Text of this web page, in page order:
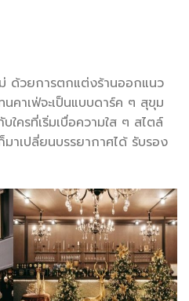
ด้วยการตกแต่งร้านออกแนว
คาเฟ่จะเป็นแบบดาร์ค ๆ สุขุม
ใครที่เริ่มเบื่อความใส ๆ สไตล์
าเปลี่ยนบรรยากาศได้ รับรอง